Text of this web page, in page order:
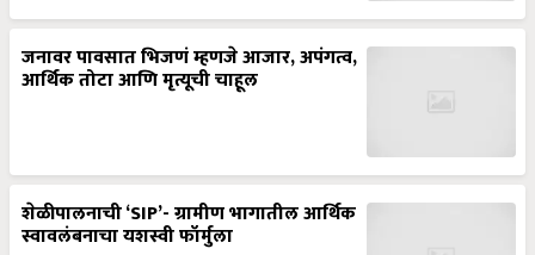
जनावर पावसात भिजणं म्हणजे आजार, अपंगत्व,
आर्थिक तोटा आणि मृत्यूची चाहूल
शेळीपालनाची ‘SIP’- ग्रामीण भागातील आर्थिक
स्वावलंबनाचा यशस्वी फॉर्मुला